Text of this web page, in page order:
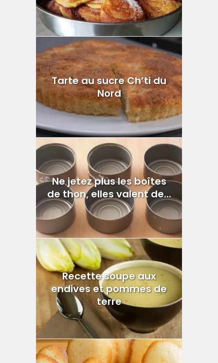
Tarte au sucre Ch’ti du
Nord
Ne jetez plus les boîtes
de thon, elles valent de...
Recette soupe aux
endives et pommes de
terre